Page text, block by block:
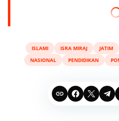
ISLAMI ISRA MIRAJ JATIM
NASIONAL
PENDIDIKAN